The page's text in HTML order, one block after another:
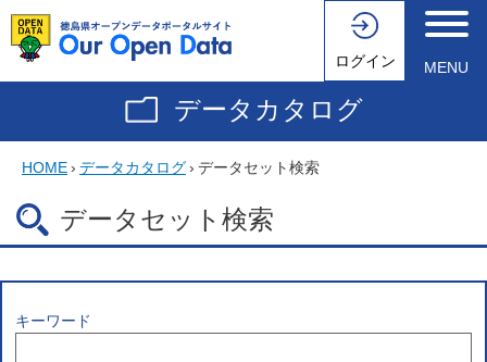
ログイン MENU
データカタログ
HOME› データカタログ› データセット検索
データセット検索
キーワード